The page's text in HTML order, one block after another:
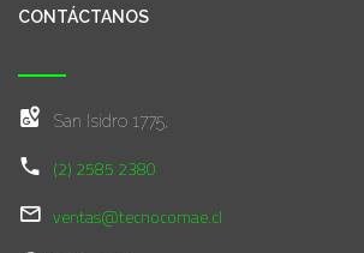
CONTÁCTANOS
San Isidro 1775,
(2) 2585 2380
ventas@tecnocomae.cl